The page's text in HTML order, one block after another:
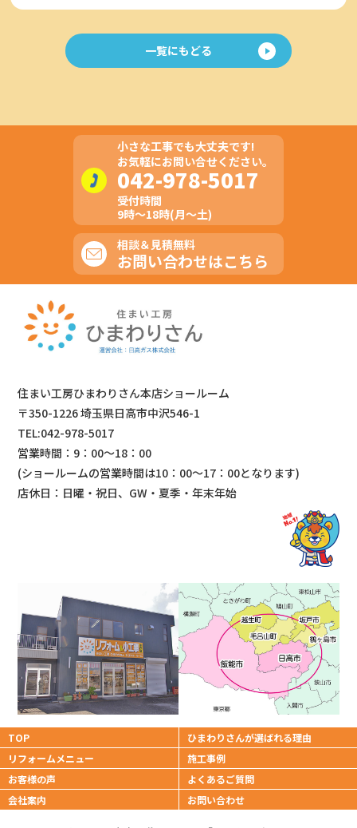
一覧にもどる
小さな工事でも大丈夫です!
お気軽にお問い合せください。
042-978-5017
受付時間
9時～18時(月～土)
相談＆見積無料
お問い合わせはこちら
住まい工房ひまわりさん本店ショールーム
〒350-1226 埼玉県日高市中沢546-1
TEL:042-978-5017
営業時間：9：00～18：00
(ショールームの営業時間は10：00～17：00となります)
店休日：日曜・祝日、GW・夏季・年末年始
TOP ひまわりさんが選ばれる理由
リフォームメニュー
施工事例
お客様の声
よくあるご質問
会社案内
お問い合わせ